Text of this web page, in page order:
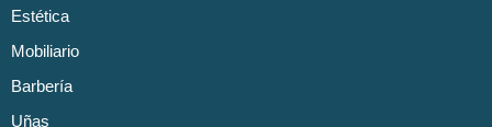
Estética
Mobiliario
Barbería
Uñas